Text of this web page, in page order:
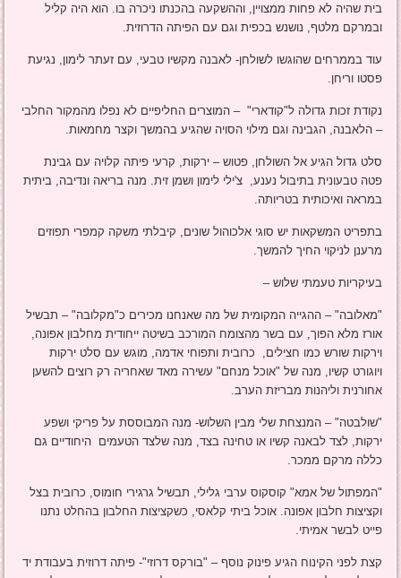
בית שהיה לא פחות ממצויין, וההשקעה בהכנתו ניכרה בו. הוא היה קליל
ובמרקם מלטף, נושנש בכפית וגם עם הפיתה הדרוזית.
עוד בממרחים שהוגשו לשולחן- לאבנה מקשיו טבעי, עם זעתר לימון, נגיעת
פסטו וריחן.
נקודת זכות גדולה ל"קודארי" – המוצרים החליפיים לא נפלו מהמקור החלבי
– הלאבנה, הגבינה וגם מילוי הסויה שהגיע בהמשך וקצר מחמאות.
סלט גדול הגיע אל השולחן, פטוש – ירקות, קרעי פיתה קלויה עם גבינת
פטה טבעונית בתיבול נענע, צ'ילי לימון ושמן זית. מנה בריאה ונדיבה, ביתית
במראה ואיכותית בטריותה.
בתפריט המשקאות יש סוגי אלכוהול שונים, קיבלתי משקה קמפרי תפוזים
מרענן לניקוי החיך להמשך.
בעיקריות טעמתי שלוש –
"מאלובה" – ההגייה המקומית של מה שאנחנו מכירים כ"מקלובה" – תבשיל
אורז מלא הפוך, עם בשר מהצומח המורכב בשיטה ייחודית מחלבון אפונה,
וירקות שורש כמו חצילים, כרובית ותפוחי אדמה, מוגש עם סלט ירקות
ויוגורט קשיו, מנה של "אוכל מנחם" עשירה מאד שאחריה רק רוצים להשען
אחורנית וליהנות מבריזת הערב.
"שולבטה" – המנצחת שלי מבין השלוש- מנה המבוססת על פריקי ושפע
ירקות, לצד לבאנה קשיו או טחינה בצד, מנה שלצד הטעמים היחודיים גם
כללה מרקם ממכר.
"המפתול של אמא" קוסקוס ערבי גלילי, תבשיל גרגירי חומוס, כרובית בצל
וקציצות חלבון אפונה. אוכל ביתי קלאסי, כשקציצות החלבון בהחלט נתנו
פייט לבשר אמיתי.
קצת לפני הקינוח הגיע פינוק נוסף – "בורקס דרוזי"- פיתה דרוזית בעבודת יד